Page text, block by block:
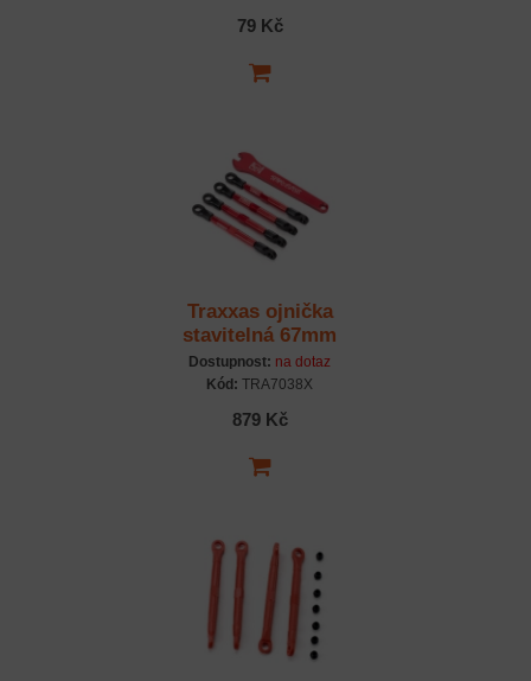
79 Kč
Traxxas ojnička
stavitelná 67mm
hliníková červená (4)
Dostupnost: na dotaz
Kód: TRA7038X
879 Kč